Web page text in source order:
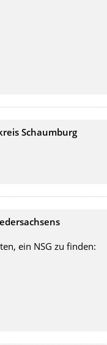
Schaumburg
ein NSG zu finden: